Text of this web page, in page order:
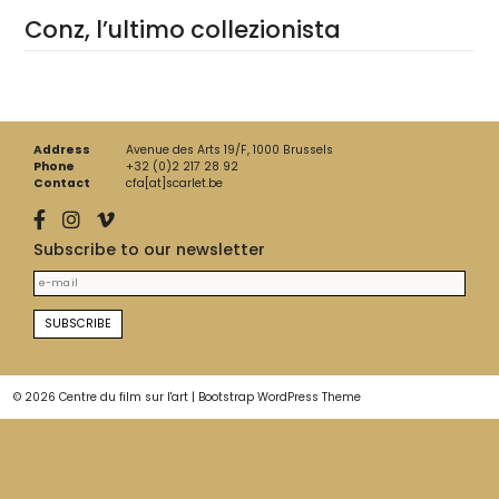
Conz, l’ultimo collezionista
Address
Avenue des Arts 19/F, 1000 Brussels
Phone
+32 (0)2 217 28 92
Contact
cfa[at]scarlet.be
Subscribe to our newsletter
© 2026 Centre du film sur l'art | Bootstrap WordPress Theme